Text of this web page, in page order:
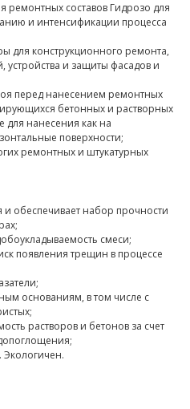
ремонтных составов Гидрозо для
и интенсификации процесса
для конструкционного ремонта,
устройства и защиты фасадов и
перед нанесением ремонтных
бетонных и растворных
для нанесения как на
поверхности;
ремонтных и штукатурных
и обеспечивает набор прочности
смеси;
появления трещин в процессе
основаниям, в том числе с
растворов и бетонов за счет
Экологичен.